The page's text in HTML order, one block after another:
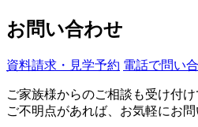
お問い合わせ
資料請求・見学予約 電話で問い
ご家族様からのご相談も受け付け
ご不明点があれば、お気軽にお問